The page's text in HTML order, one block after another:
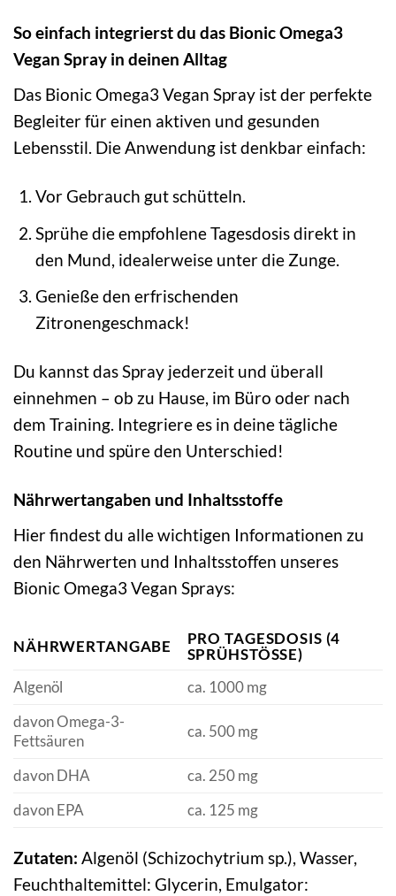
So einfach integrierst du das Bionic Omega3
Vegan Spray in deinen Alltag
Das Bionic Omega3 Vegan Spray ist der perfekte
Begleiter für einen aktiven und gesunden
Lebensstil. Die Anwendung ist denkbar einfach:
Vor Gebrauch gut schütteln.
Sprühe die empfohlene Tagesdosis direkt in
den Mund, idealerweise unter die Zunge.
Genieße den erfrischenden
Zitronengeschmack!
Du kannst das Spray jederzeit und überall
einnehmen – ob zu Hause, im Büro oder nach
dem Training. Integriere es in deine tägliche
Routine und spüre den Unterschied!
Nährwertangaben und Inhaltsstoffe
Hier findest du alle wichtigen Informationen zu
den Nährwerten und Inhaltsstoffen unseres
Bionic Omega3 Vegan Sprays:
NÄHRWERTANGABE
PRO TAGESDOSIS (4
SPRÜHSTÖSSE)
Algenöl
ca. 1000 mg
davon Omega-3-
Fettsäuren
ca. 500 mg
davon DHA
ca. 250 mg
davon EPA
ca. 125 mg
Zutaten: Algenöl (Schizochytrium sp.), Wasser,
Feuchthaltemittel: Glycerin, Emulgator: